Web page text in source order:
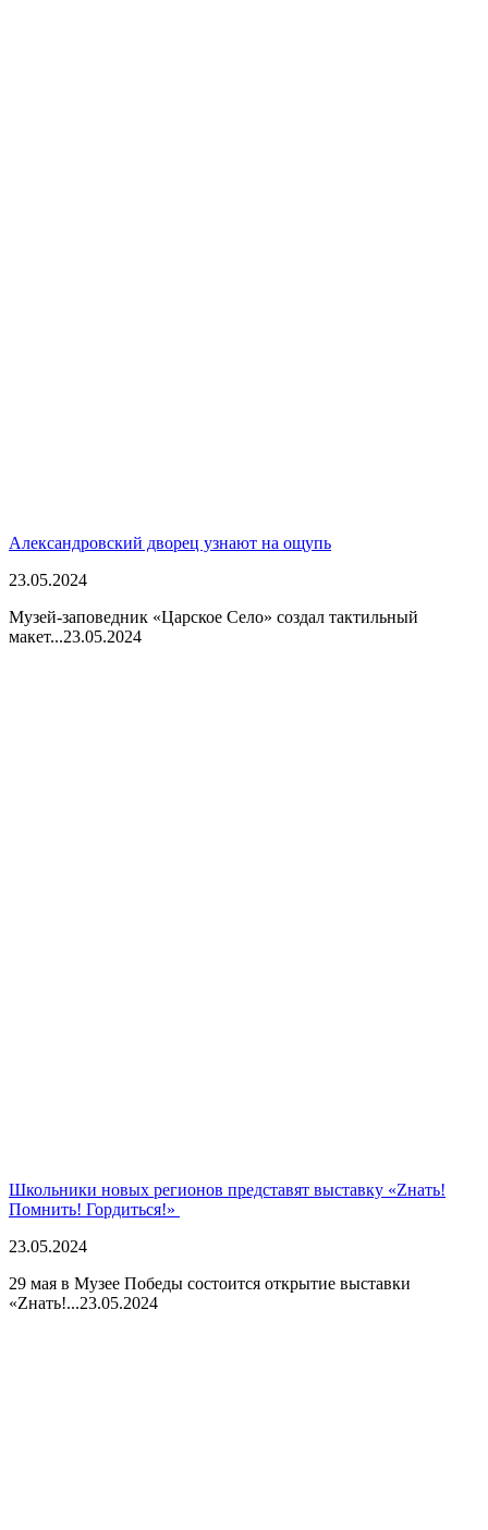
Александровский дворец узнают на ощупь
23.05.2024
Музей-заповедник «Царское Село» создал тактильный
макет...23.05.2024
Школьники новых регионов представят выставку «Zнать!
Помнить! Гордиться!»
23.05.2024
29 мая в Музее Победы состоится открытие выставки
«Zнать!...23.05.2024